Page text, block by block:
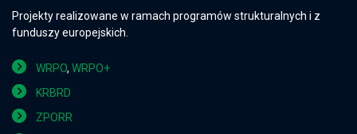
Projekty realizowane w ramach programów strukturalnych i z
funduszy europejskich.
WRPO, WRPO+
KRBRD
ZPORR